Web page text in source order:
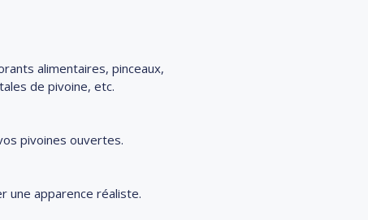
alimentaires, pinceaux,
de pivoine, etc.
pivoines ouvertes.
une apparence réaliste.